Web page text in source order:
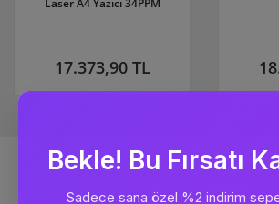
Laser A4 Yazıcı 34PPM
17.373,90 TL
Sürpriz Fırsatlar
için ücretsiz abone olun.